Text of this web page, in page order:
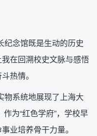
纪念馆既是生动的历史
在回溯校史文脉与感悟
热情。
物系统地展现了上海大
为“红色学府”，学校早
业培养骨干力量。